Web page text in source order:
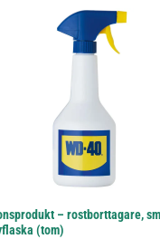
– rostborttagare,
(tom)